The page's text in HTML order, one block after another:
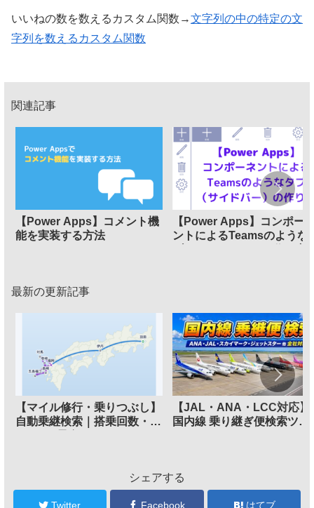
いいねの数を数えるカスタム関数→文字列の中の特定の文
字列を数えるカスタム関数
関連記事
【Power Apps】コメント機
能を実装する方法
【Power Apps】コンポー
ントによるTeamsのような
最新の更新記事
【マイル修行・乗りつぶし】
自動乗継検索｜搭乗回数・
【JAL・ANA・LCC対応】
国内線 乗り継ぎ便検索ツー
シェアする
Twitter Facebook はてブ